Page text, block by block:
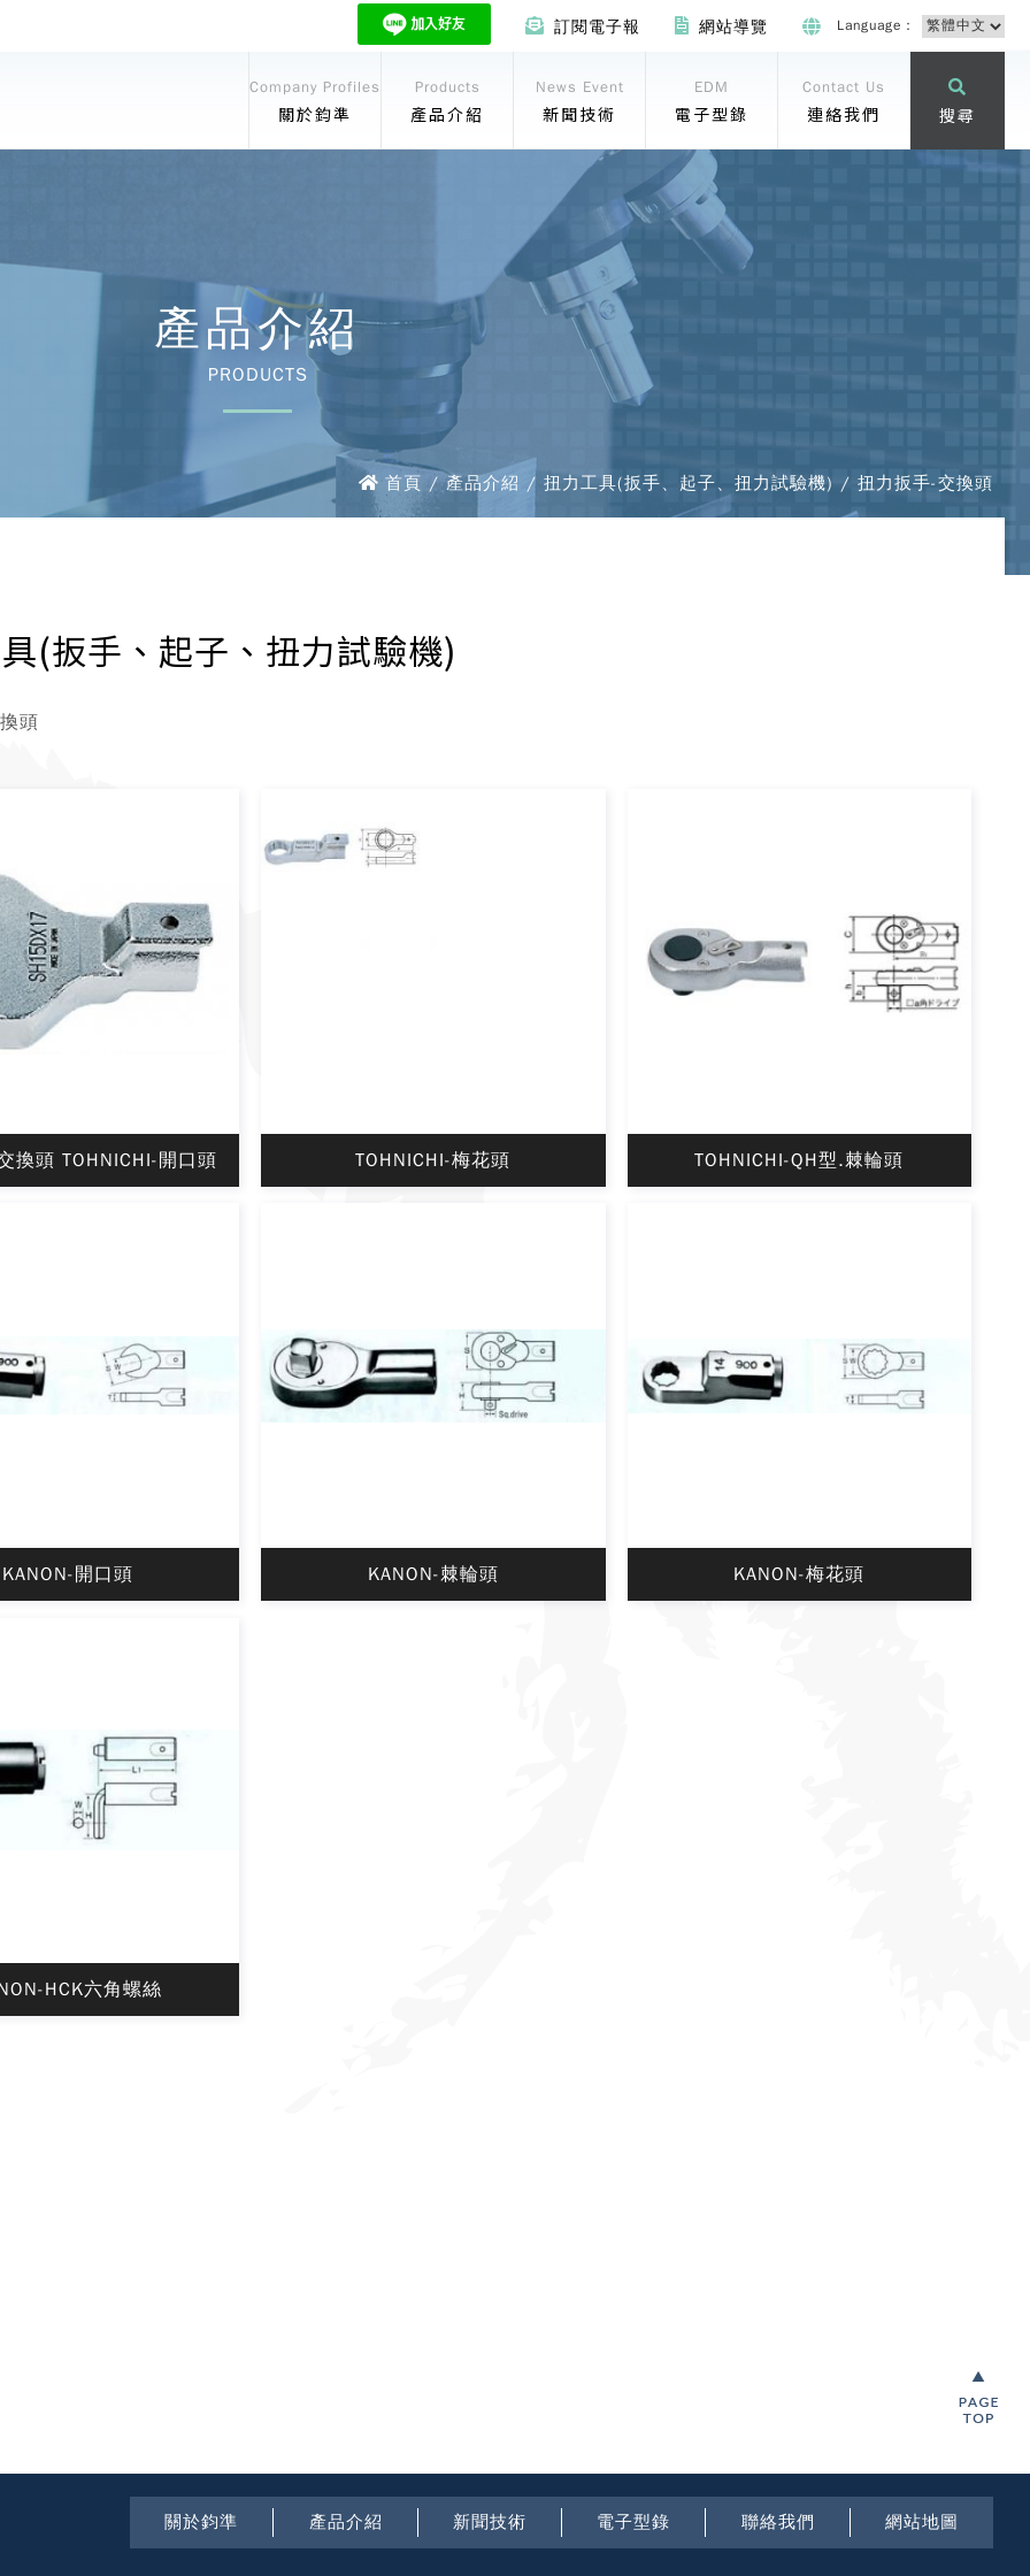
訂閱電子報 網站導覽 Language：
Company Profiles
關於鈞準
Products
產品介紹
News Event
新聞技術
EDM
電子型錄
Contact Us
連絡我們 搜尋
產品介紹
PRODUCTS
首頁 / 產品介紹 / 扭力工具(扳手、起子、扭力試驗機) / 扭力扳手-交換頭
(扳手、起子、扭力試驗機)
頭
換頭 TOHNICHI-開口頭 TOHNICHI-梅花頭 TOHNICHI-QH型.棘輪頭
KANON-開口頭 KANON-棘輪頭 KANON-梅花頭
HCK六角螺絲
關於鈞準 產品介紹 新聞技術 電子型錄 聯絡我們 網站地圖